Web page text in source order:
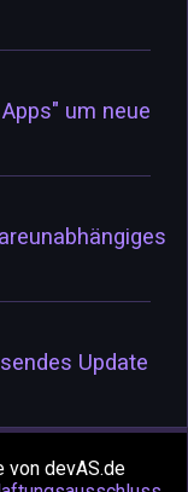
um neue
Update
devAS.de